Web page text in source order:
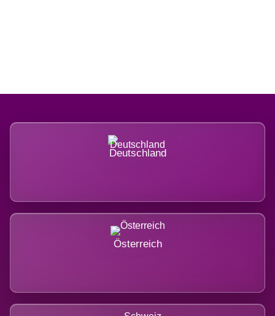
Deutschland
Österreich